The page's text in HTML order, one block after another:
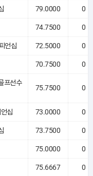
79.0000 0
74.7500 0
언십 72.5000 0
70.7500 0
프선수
75.7500 0
십 73.0000 0
73.7500 0
75.0000 0
75.6667 0